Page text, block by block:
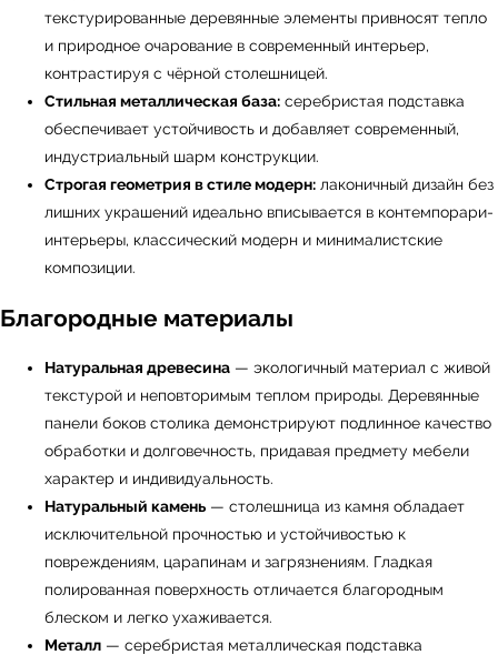
текстурированные деревянные элементы привносят тепло
и природное очарование в современный интерьер,
контрастируя с чёрной столешницей.
Стильная металлическая база: серебристая подставка
обеспечивает устойчивость и добавляет современный,
индустриальный шарм конструкции.
Строгая геометрия в стиле модерн: лаконичный дизайн без
лишних украшений идеально вписывается в контемпорари-
интерьеры, классический модерн и минималистские
композиции.
Благородные материалы
Натуральная древесина — экологичный материал с живой
текстурой и неповторимым теплом природы. Деревянные
панели боков столика демонстрируют подлинное качество
обработки и долговечность, придавая предмету мебели
характер и индивидуальность.
Натуральный камень — столешница из камня обладает
исключительной прочностью и устойчивостью к
повреждениям, царапинам и загрязнениям. Гладкая
полированная поверхность отличается благородным
блеском и легко ухаживается.
Металл — серебристая металлическая подставка